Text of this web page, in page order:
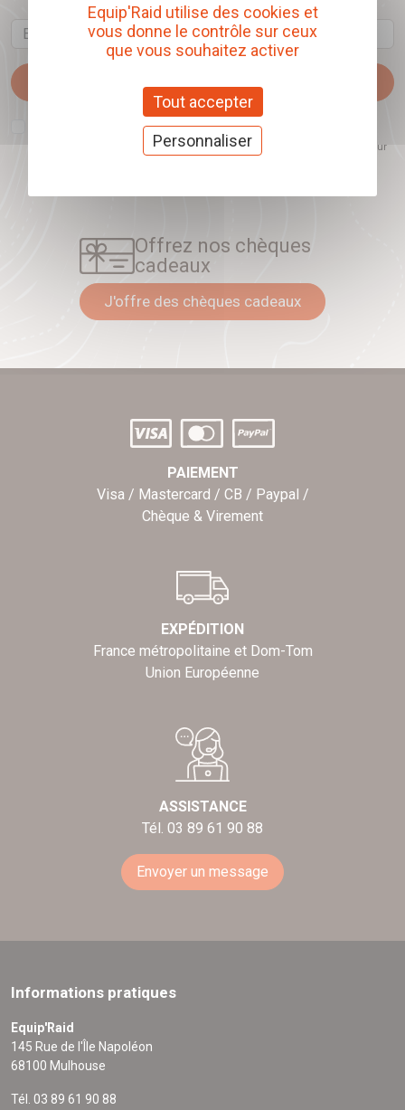
Email
comprendre les sujets qui m'intéressent et d'améliorer les contenus
proposés. Ce choix est modifiable à tout moment et reste sans incidence sur
Offrez nos chèques
cadeaux
J'offre des chèques cadeaux
PAIEMENT
Visa / Mastercard / CB / Paypal /
Chèque & Virement
EXPÉDITION
France métropolitaine et Dom-Tom
Union Européenne
ASSISTANCE
Tél. 03 89 61 90 88
Envoyer un message
Informations pratiques
Equip'Raid
145 Rue de l'Île Napoléon
68100 Mulhouse
Tél. 03 89 61 90 88
Equip'Raid utilise des cookies et
vous donne le contrôle sur ceux
que vous souhaitez activer
Tout accepter
Personnaliser